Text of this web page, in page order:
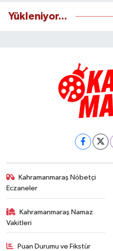
Yükleniyor...
Kahramanmaraş Nöbetçi
Eczaneler
Kahramanmaraş Namaz
Vakitleri
Puan Durumu ve Fikstür